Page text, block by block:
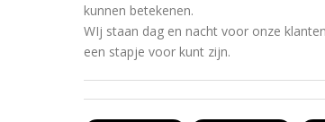
kunnen betekenen.
WIj staan dag en nacht voor onze
een stapje voor kunt zijn.